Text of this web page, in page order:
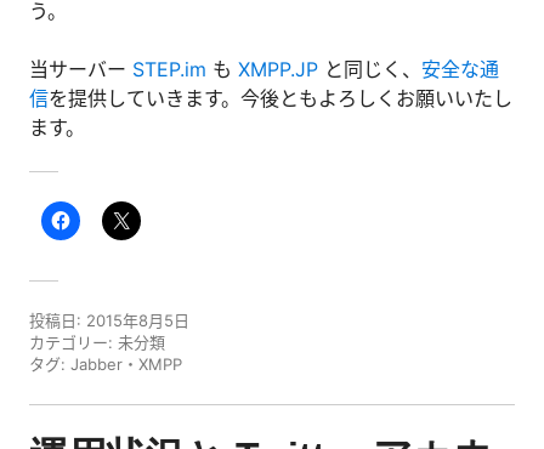
う。
当サーバー STEP.im も XMPP.JP と同じく、 安全な通
信を提供していきます。今後ともよろしくお願いいたし
ます。
投稿日: 2015年8月5日
カテゴリー: 未分類
タグ: Jabber ・ XMPP